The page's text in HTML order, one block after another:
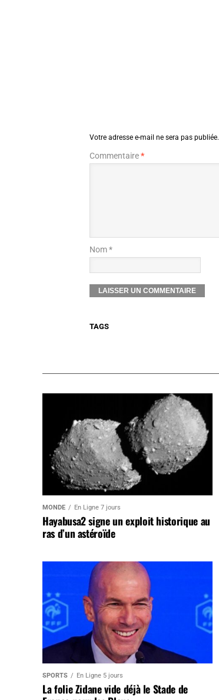
Votre adresse e-mail ne sera pas publiée.
Commentaire*
Nom *
TAGS
MONDE En Ligne 7 jours
Hayabusa2 signe un exploit historique au
ras d’un astéroïde
SPORTS En Ligne 5 jours
La folie Zidane vide déjà le Stade de